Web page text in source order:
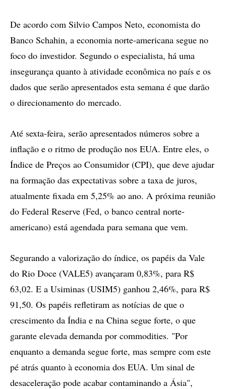
De acordo com Silvio Campos Neto, economista do
Banco Schahin, a economia norte-americana segue no
foco do investidor. Segundo o especialista, há uma
insegurança quanto à atividade econômica no país e os
dados que serão apresentados esta semana é que darão
o direcionamento do mercado.
Até sexta-feira, serão apresentados números sobre a
inflação e o ritmo de produção nos EUA. Entre eles, o
Índice de Preços ao Consumidor (CPI), que deve ajudar
na formação das expectativas sobre a taxa de juros,
atualmente fixada em 5,25% ao ano. A próxima reunião
do Federal Reserve (Fed, o banco central norte-
americano) está agendada para semana que vem.
Segurando a valorização do índice, os papéis da Vale
do Rio Doce (VALE5) avançaram 0,83%, para R$
63,02. E a Usiminas (USIM5) ganhou 2,46%, para R$
91,50. Os papéis refletiram as notícias de que o
crescimento da Índia e na China segue forte, o que
garante elevada demanda por commodities. "Por
enquanto a demanda segue forte, mas sempre com este
pé atrás quanto à economia dos EUA. Um sinal de
desaceleração pode acabar contaminando a Ásia",